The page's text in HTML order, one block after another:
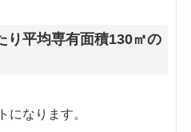
り平均専有面積130㎡の
になります。